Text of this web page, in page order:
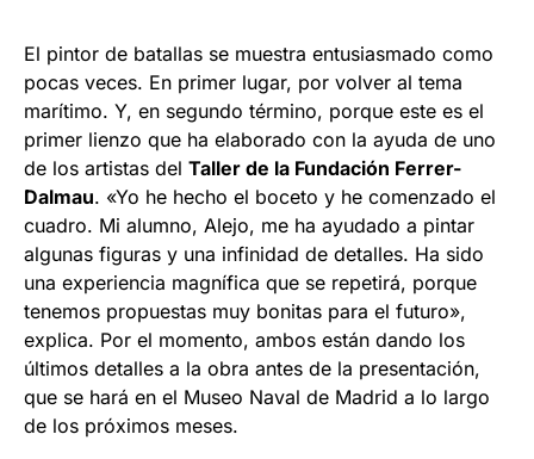
El pintor de batallas se muestra entusiasmado como
pocas veces. En primer lugar, por volver al tema
marítimo. Y, en segundo término, porque este es el
primer lienzo que ha elaborado con la ayuda de uno
de los artistas del Taller de la Fundación Ferrer-
Dalmau. «Yo he hecho el boceto y he comenzado el
cuadro. Mi alumno, Alejo, me ha ayudado a pintar
algunas figuras y una infinidad de detalles. Ha sido
una experiencia magnífica que se repetirá, porque
tenemos propuestas muy bonitas para el futuro»,
explica. Por el momento, ambos están dando los
últimos detalles a la obra antes de la presentación,
que se hará en el Museo Naval de Madrid a lo largo
de los próximos meses.